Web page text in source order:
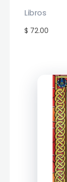
$ 72.00
Libros